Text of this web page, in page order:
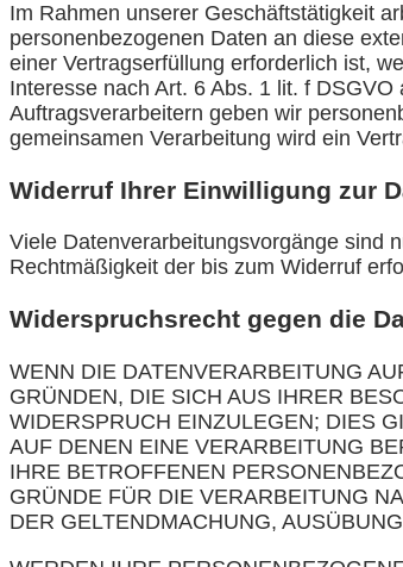
Im Rahmen unserer Geschäftstätigkeit
personenbezogenen Daten an diese
einer Vertragserfüllung erforderlich ist,
Interesse nach Art. 6 Abs. 1 lit. f
Auftragsverarbeitern geben wir
gemeinsamen Verarbeitung wird ein
Widerruf Ihrer Einwilligung zur
Viele Datenverarbeitungsvorgänge sind
Rechtmäßigkeit der bis zum Widerruf
Widerspruchsrecht gegen die
WENN DIE DATENVERARBEITUNG
GRÜNDEN, DIE SICH AUS IHRER
WIDERSPRUCH EINZULEGEN; DIES
AUF DENEN EINE VERARBEITUNG
IHRE BETROFFENEN
GRÜNDE FÜR DIE VERARBEITUNG
DER GELTENDMACHUNG,